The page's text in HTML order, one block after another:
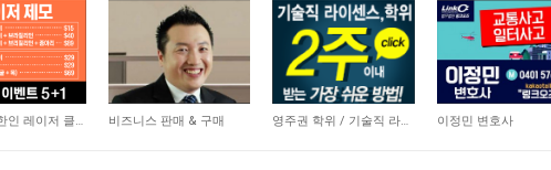
엠비언스 한인 레이저 클리닉 5,860
비즈니스 판매 & 구매 20,756 영주권 학위 / 기술직 라이센스 최소2주안에 받기! (요리, 페인팅, 용접, 차일드케어 등… 10,971
이정민 변호사